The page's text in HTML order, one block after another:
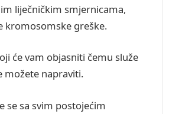
liječničkim smjernicama,
kromosomske greške.
će vam objasniti čemu služe
možete napraviti.
se sa svim postojećim